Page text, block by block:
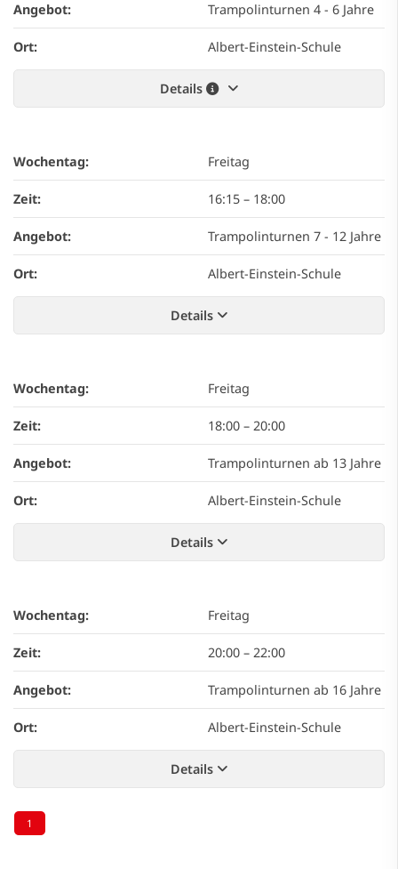
Angebot: Trampolinturnen 4 - 6 Jahre
Ort: Albert-Einstein-Schule
Details
Wochentag: Freitag
Zeit: 16:15 – 18:00
Angebot: Trampolinturnen 7 - 12 Jahre
Ort: Albert-Einstein-Schule
Details
Wochentag: Freitag
Zeit: 18:00 – 20:00
Angebot: Trampolinturnen ab 13 Jahre
Ort: Albert-Einstein-Schule
Details
Wochentag: Freitag
Zeit: 20:00 – 22:00
Angebot: Trampolinturnen ab 16 Jahre
Ort: Albert-Einstein-Schule
Details
1